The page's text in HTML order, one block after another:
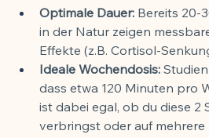
Optimale Dauer: Bereits 20-
in der Natur zeigen
Effekte (z.B. Cortisol-
Ideale Wochendosis:
dass etwa 120 Minuten pro
ist dabei egal, ob du diese 2
verbringst oder auf mehrere